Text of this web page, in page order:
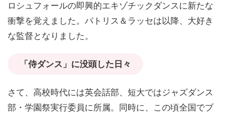
ロシュフォールの即興的エキゾチックダンスに新たな
衝撃を覚えました。パトリス＆ラッセは以降、大好き
な監督となりました。
「侍ダンス」に没頭した日々
さて、高校時代には英会話部、短大ではジャズダンス
部・学園祭実行委員に所属。同時に、この頃全国でブ